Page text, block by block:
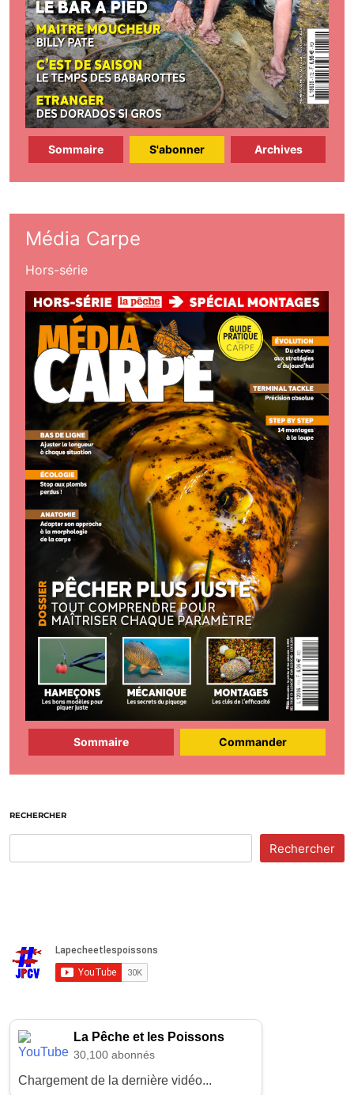
Sommaire S'abonner Archives
Média Carpe
Hors-série
Sommaire Commander
RECHERCHER
Rechercher
La Pêche et les Poissons
30,100 abonnés
Chargement de la dernière vidéo...